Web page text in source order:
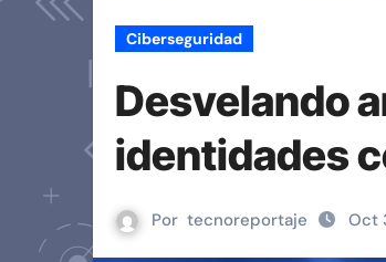
Ciberseguridad
Desvelando
identidades
Por tecnoreportaje Oct